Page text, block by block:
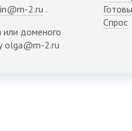
2.ru .
доменого
olga@m-2.ru
Спрос